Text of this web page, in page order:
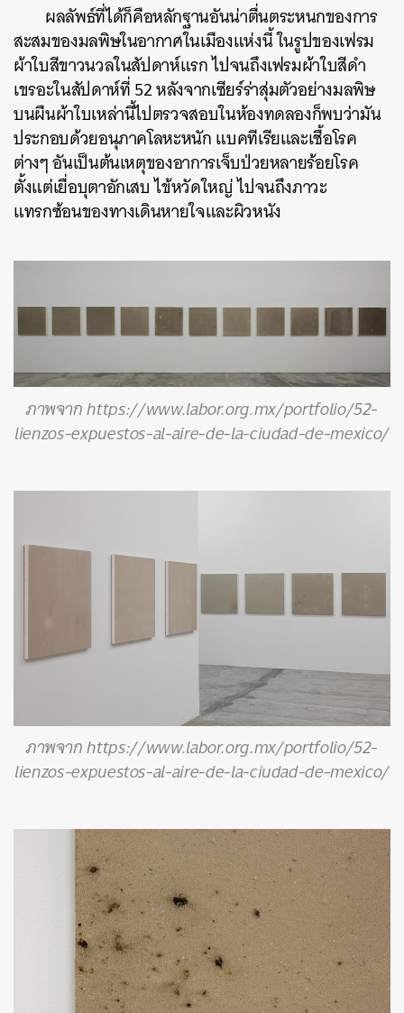
ผลลัพธ์ที่ได้ก็คือหลักฐานอันน่าตื่นตระหนกของการ
สะสมของมลพิษในอากาศในเมืองแห่งนี้ ในรูปของเฟรม
ผ้าใบสีขาวนวลในสัปดาห์แรก ไปจนถึงเฟรมผ้าใบสีดำ
เขรอะในสัปดาห์ที่ 52 หลังจากเซียร์ร่าสุ่มตัวอย่างมลพิษ
บนผืนผ้าใบเหล่านี้ไปตรวจสอบในห้องทดลองก็พบว่ามัน
ประกอบด้วยอนุภาคโลหะหนัก แบคทีเรียและเชื้อโรค
ต่างๆ อันเป็นต้นเหตุของอาการเจ็บป่วยหลายร้อยโรค
ตั้งแต่เยื่อบุตาอักเสบ ไข้หวัดใหญ่ ไปจนถึงภาวะ
แทรกซ้อนของทางเดินหายใจและผิวหนัง
ภาพจาก https://www.labor.org.mx/portfolio/52-
lienzos-expuestos-al-aire-de-la-ciudad-de-mexico/
ภาพจาก https://www.labor.org.mx/portfolio/52-
lienzos-expuestos-al-aire-de-la-ciudad-de-mexico/